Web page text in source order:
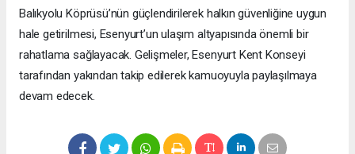
Balıkyolu Köprüsü’nün güçlendirilerek halkın güvenliğine uygun
hale getirilmesi, Esenyurt’un ulaşım altyapısında önemli bir
rahatlama sağlayacak. Gelişmeler, Esenyurt Kent Konseyi
tarafından yakından takip edilerek kamuoyuyla paylaşılmaya
devam edecek.